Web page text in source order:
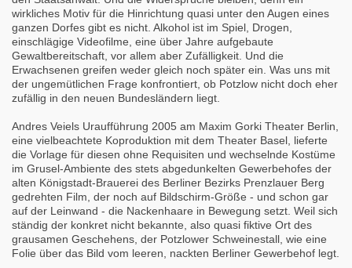
wirkliches Motiv für die Hinrichtung quasi unter den Augen eines
ganzen Dorfes gibt es nicht. Alkohol ist im Spiel, Drogen,
einschlägige Videofilme, eine über Jahre aufgebaute
Gewaltbereitschaft, vor allem aber Zufälligkeit. Und die
Erwachsenen greifen weder gleich noch später ein. Was uns mit
der ungemütlichen Frage konfrontiert, ob Potzlow nicht doch eher
zufällig in den neuen Bundesländern liegt.
Andres Veiels Uraufführung 2005 am Maxim Gorki Theater Berlin,
eine vielbeachtete Koproduktion mit dem Theater Basel, lieferte
die Vorlage für diesen ohne Requisiten und wechselnde Kostüme
im Grusel-Ambiente des stets abgedunkelten Gewerbehofes der
alten Königstadt-Brauerei des Berliner Bezirks Prenzlauer Berg
gedrehten Film, der noch auf Bildschirm-Größe - und schon gar
auf der Leinwand - die Nackenhaare in Bewegung setzt. Weil sich
ständig der konkret nicht bekannte, also quasi fiktive Ort des
grausamen Geschehens, der Potzlower Schweinestall, wie eine
Folie über das Bild vom leeren, nackten Berliner Gewerbehof legt.